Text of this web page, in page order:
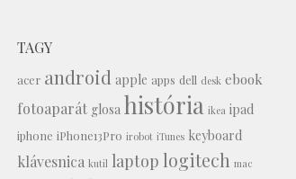
TAGY
acer android apple apps dell desk ebook
fotoaparát glosa história ikea ipad
iphone iPhone13Pro irobot iTunes keyboard
klávesnica kutil laptop logitech mac